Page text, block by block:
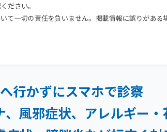
ださい。
て一切の責任を負いません。掲載情報に誤りがある
行かずにスマホで診察
風邪症状、 アレルギー